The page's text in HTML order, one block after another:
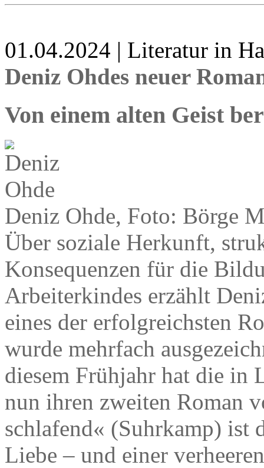
01.04.2024 | Literatur in
Deniz Ohdes neuer
Von einem alten Geist
Deniz Ohde, Foto: Börge
Über soziale Herkunft,
Konsequenzen für die
Arbeiterkindes erzählt
eines der erfolgreichsten
wurde mehrfach
diesem Frühjahr hat die in
nun ihren zweiten Roman
schlafend« (Suhrkamp) ist
Liebe – und einer